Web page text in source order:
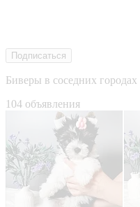
Подписаться
Биверы в соседних городах
104 объявления